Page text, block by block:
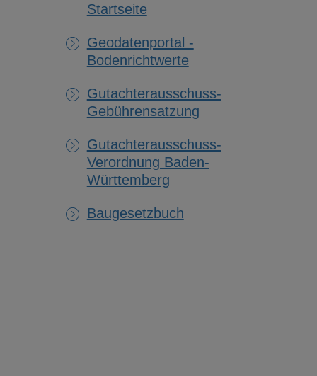
Startseite
Geodatenportal -
Bodenrichtwerte
Gutachterausschuss-
Gebührensatzung
Gutachterausschuss-
Verordnung Baden-
Württemberg
Baugesetzbuch